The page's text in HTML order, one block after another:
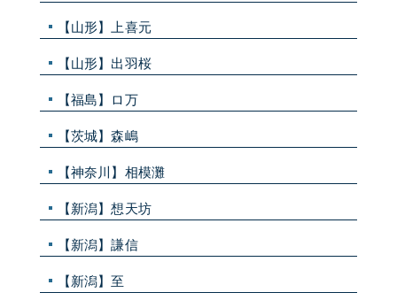
【山形】上喜元
【山形】出羽桜
【福島】ロ万
【茨城】森嶋
【神奈川】相模灘
【新潟】想天坊
【新潟】謙信
【新潟】至